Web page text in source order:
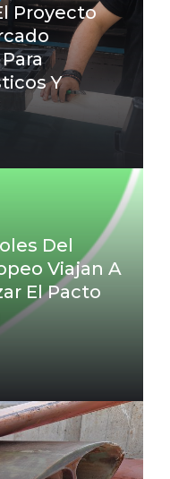
Proyecto
Y
Del
Viajan A
El Pacto